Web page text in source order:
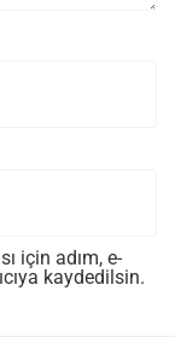
için adım, e-
kaydedilsin.